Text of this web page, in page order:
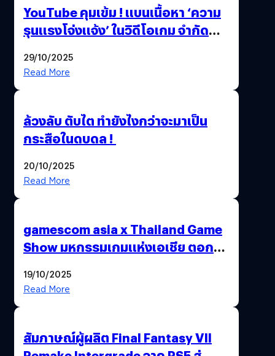
YouTube คุมเข้ม ! แบนเนื้อหา ‘ความ
รุนแรงโจ่งแจ้ง’ ในวิดีโอเกม จำกัด
29/10/2025
Read More
ล้วงลับ ตับไต ทำยังไงกว่าจะมาเป็น
กระสือในดบดล !
20/10/2025
Read More
gamescom asia x Thailand Game
Show มหกรรมเกมแห่งเอเชีย ตอกย้ำ
พาณิชย์ร่วมชูความสำเร็จ
19/10/2025
Read More
สัมภาษณ์ผู้ผลิต Final Fantasy VII